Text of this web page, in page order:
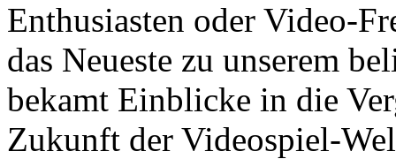
Enthusiasten oder Video-
das Neueste zu unserem
bekamt Einblicke in die
Zukunft der Videospiel-